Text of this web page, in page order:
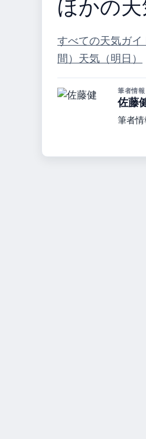
ほかの
すべての天気ガイ
間） 天気（明日）
筆者情報
佐藤
筆者情